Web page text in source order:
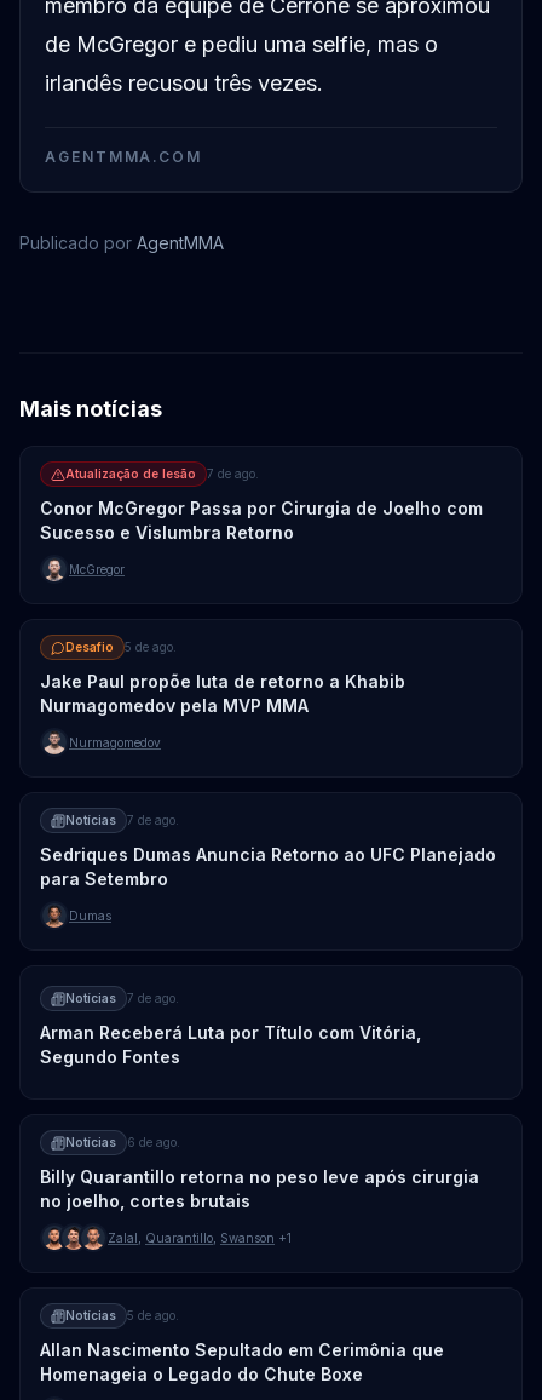
membro da equipe de Cerrone se aproximou
de McGregor e pediu uma selfie, mas o
irlandês recusou três vezes.
AGENTMMA.COM
Publicado por AgentMMA
Mais notícias
Atualização de lesão 7 de ago.
Conor McGregor Passa por Cirurgia de Joelho com
Sucesso e Vislumbra Retorno
McGregor
Desafio 5 de ago.
Jake Paul propõe luta de retorno a Khabib
Nurmagomedov pela MVP MMA
Nurmagomedov
Notícias 7 de ago.
Sedriques Dumas Anuncia Retorno ao UFC Planejado
para Setembro
Dumas
Notícias 7 de ago.
Arman Receberá Luta por Título com Vitória,
Segundo Fontes
Notícias 6 de ago.
Billy Quarantillo retorna no peso leve após cirurgia
no joelho, cortes brutais
Zalal Quarantillo Swanson +1
Notícias 5 de ago.
Allan Nascimento Sepultado em Cerimônia que
Homenageia o Legado do Chute Boxe